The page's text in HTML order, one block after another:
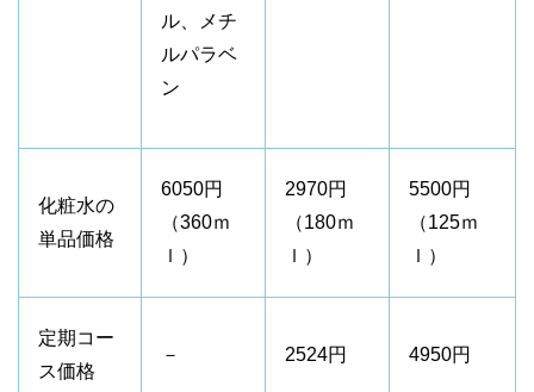
ル、メチ
ルパラベ
ン
化粧水の
単品価格
6050円
（360ｍ
ｌ）
2970円
（180ｍ
ｌ）
5500円
（125ｍ
ｌ）
定期コー
ス価格
－ 2524円 4950円